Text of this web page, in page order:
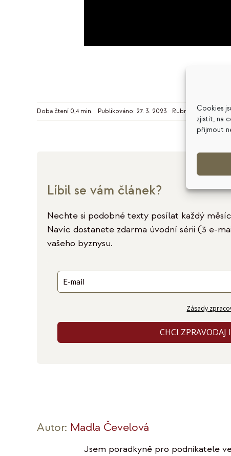
Cookies
zjistit, na
přijmout
Doba čtení 0,4 min. Publikováno: 27. 3. 2023 Rubrika: Osobní
Líbil se vám článek?
Nechte si podobné texty posílat každý
Navíc dostanete zdarma úvodní sérii (3 e-
vašeho byznysu.
Zásady
CHCI
Autor: Madla Čevelová
Jsem poradkyně pro podnikatele